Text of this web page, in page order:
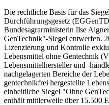
Die rechtliche Basis für das
Durchführungsgesetz
Bundesagrarministerin Ilse
GenTechnik"-Siegel entwerfen.
Lizenzierung und Kontrolle
Lebensmittel ohne Gentechnik
Lebensmittelhersteller und -
nachgelagerten Bereiche der
gentechnikfrei hergestellte
einheitliche Siegel "Ohne
enthält mittlerweile über 15.500